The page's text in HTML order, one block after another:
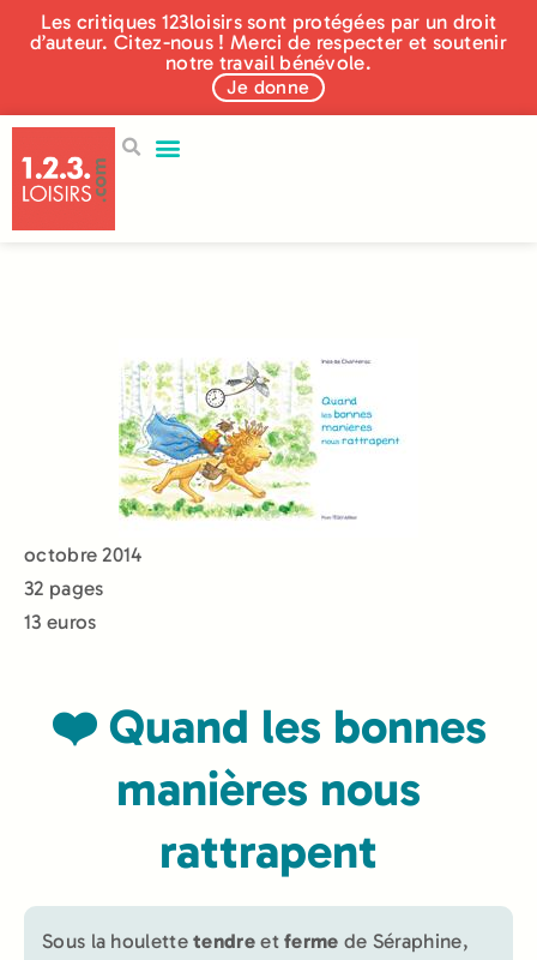
Les critiques 123loisirs sont protégées par un droit
d’auteur. Citez-nous ! Merci de respecter et soutenir
notre travail bénévole.
Je donne
octobre 2014
32 pages
13 euros
❤️ Quand les bonnes
manières nous
rattrapent
Sous la houlettetendreetferme de Séraphine,